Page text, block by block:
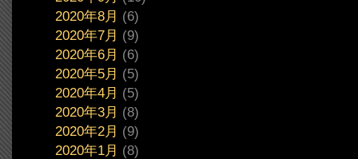
2020年8月 (6)
2020年7月 (9)
2020年6月 (6)
2020年5月 (5)
2020年4月 (5)
2020年3月 (8)
2020年2月 (9)
2020年1月 (8)